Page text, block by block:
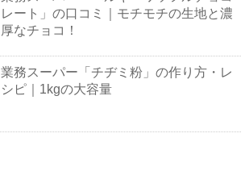
レート」の口コミ｜モチモチの生地と濃
厚なチョコ！
業務スーパー「チヂミ粉」の作り方・レ
シピ｜1kgの大容量